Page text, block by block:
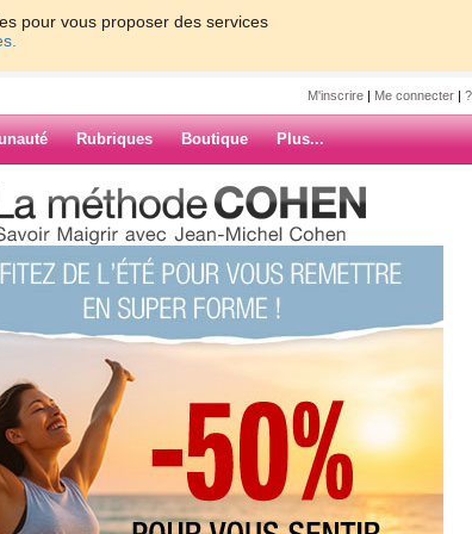
pour vous proposer des services
M'inscrire | Me connecter |
Rubriques Boutique Plus...
ONT DU MAL A
DU MAL
ARCHIVES